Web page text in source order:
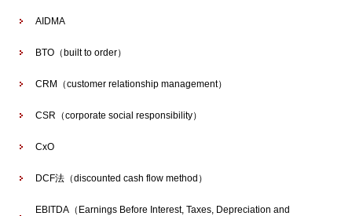
AIDMA
BTO（built to order）
CRM（customer relationship management）
CSR（corporate social responsibility）
CxO
DCF法（discounted cash flow method）
EBITDA（Earnings Before Interest, Taxes, Depreciation and